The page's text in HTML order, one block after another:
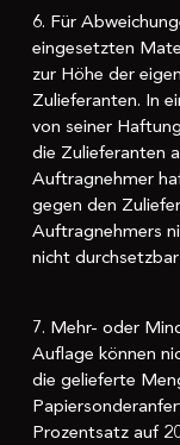
6. Für
eingesetzten
zur Höhe der
Zulieferanten. In
von seiner
die Zulieferanten
Auftragnehmer
gegen den
Auftragnehmers
nicht
7. Mehr- oder
Auflage können
die gelieferte
Prozentsatz auf